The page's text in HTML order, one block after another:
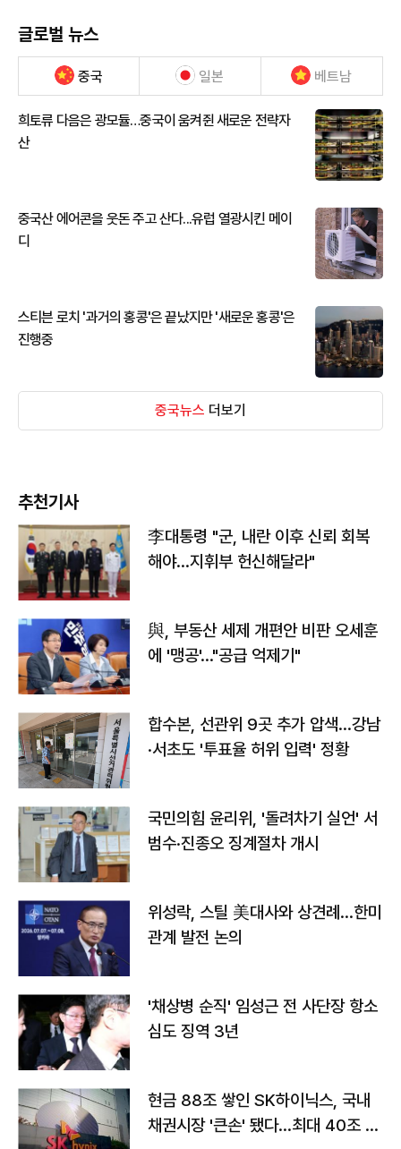
글로벌 뉴스
중국 일본 베트남
희토류 다음은 광모듈…중국이 움켜쥔 새로운 전략자
산
중국산 에어콘을 웃돈 주고 산다...유럽 열광시킨 메이
디
스티븐 로치 '과거의 홍콩'은 끝났지만 '새로운 홍콩'은
진행중
중국뉴스 더보기
추천기사
李대통령 "군, 내란 이후 신뢰 회복
해야…지휘부 헌신해달라"
與, 부동산 세제 개편안 비판 오세훈
에 '맹공'…"공급 억제기"
합수본, 선관위 9곳 추가 압색…강남
·서초도 '투표율 허위 입력' 정황
국민의힘 윤리위, '돌려차기 실언' 서
범수·진종오 징계절차 개시
위성락, 스틸 美대사와 상견례…한미
관계 발전 논의
'채상병 순직' 임성근 전 사단장 항소
심도 징역 3년
현금 88조 쌓인 SK하이닉스, 국내
채권시장 '큰손' 됐다…최대 40조 투